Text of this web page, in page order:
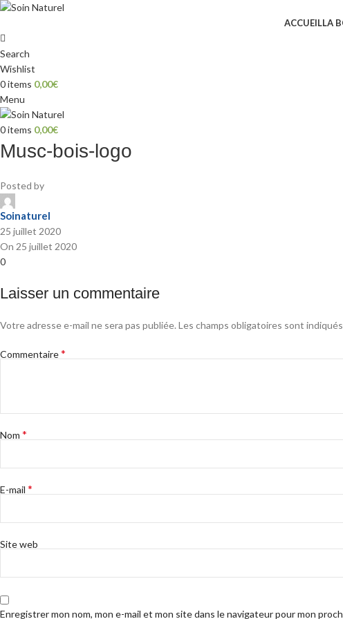
ACCUEILLA
Search
Wishlist
0items 0,00€
Menu
0items 0,00€
Musc-bois-logo
Posted by
Soinaturel
25 juillet 2020
On 25 juillet 2020
0
Laisser un commentaire
Votre adresse e-mail ne sera pas publiée. Les champs obligatoires sont
Commentaire*
Nom *
E-mail *
Site web
Enregistrer mon nom, mon e-mail et mon site dans le navigateur pour mon